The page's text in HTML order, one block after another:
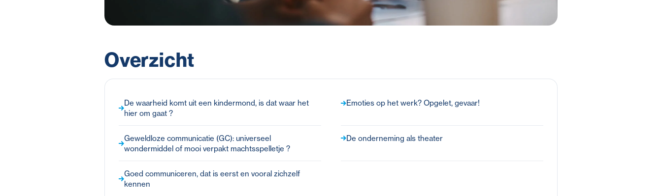
Overzicht
De waarheid komt uit een kindermond, is dat waar het
hier om gaat ?
Emoties op het werk? Opgelet, gevaar!
Geweldloze communicatie (GC): universeel
wondermiddel of mooi verpakt machtsspelletje ?
De onderneming als theater
Goed communiceren, dat is eerst en vooral zichzelf
kennen